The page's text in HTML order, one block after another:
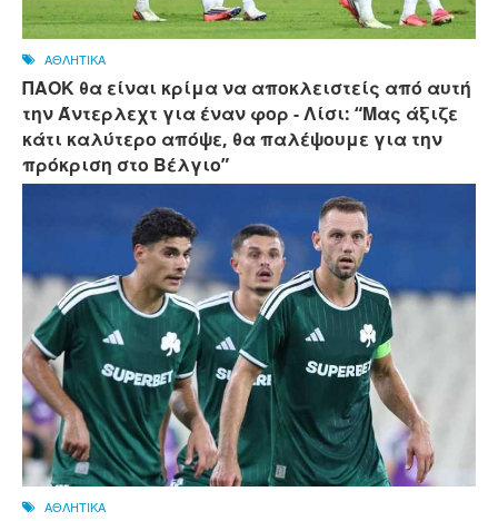
ΑΘΛΗΤΙΚΑ
ΠΑΟΚ θα είναι κρίμα να αποκλειστείς από αυτή
την Άντερλεχτ για έναν φορ - ​​Λίσι: “Μας άξιζε
κάτι καλύτερο απόψε, θα παλέψουμε για την
πρόκριση στο Βέλγιο”
ΑΘΛΗΤΙΚΑ